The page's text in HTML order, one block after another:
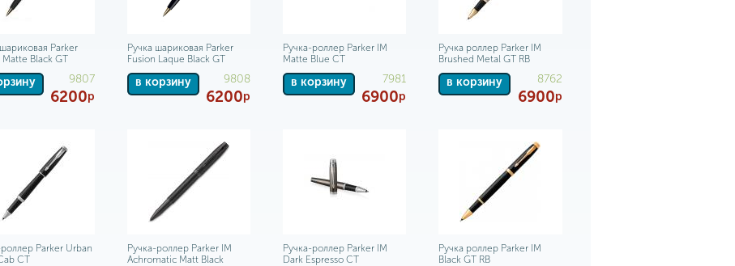
Parker
Matte Black GT
9807
6200р
Ручка шариковая Parker
Fusion Laque Black GT
в корзину 9808
6200р
Ручка-роллер Parker IM
Matte Blue CT
в корзину 7981
6900р
Ручка роллер Parker IM
Brushed Metal GT RB
в корзину 8762
6900р
Parker Urban
CT
Ручка-роллер Parker IM
Achromatic Matt Black
Ручка-роллер Parker IM
Dark Espresso CT
Ручка роллер Parker IM
Black GT RB